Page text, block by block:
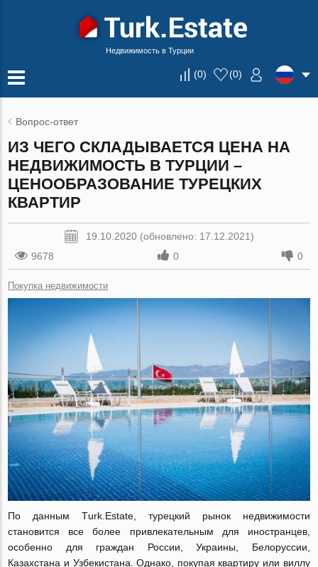
Недвижимость в Турции
(0) (0)
Вопрос-ответ
ИЗ ЧЕГО СКЛАДЫВАЕТСЯ ЦЕНА НА
НЕДВИЖИМОСТЬ В ТУРЦИИ –
ЦЕНООБРАЗОВАНИЕ ТУРЕЦКИХ
КВАРТИР
19.10.2020 (обновлено: 17.12.2021)
9678
0 0
Покупка недвижимости
По данным Тurk.Еstate, турецкий рынок недвижимости
становится все более привлекательным для иностранцев,
особенно для граждан России, Украины, Белоруссии,
Казахстана и Узбекистана. Однако, покупая квартиру или виллу